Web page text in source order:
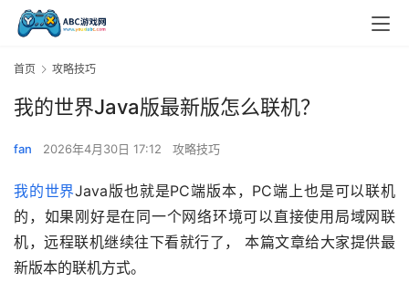
首页 攻略技巧
我的世界Java版最新版怎么联机？
fan 2026年4月30日 17:12 攻略技巧
我的世界Java版也就是PC端版本，PC端上也是可以联机
的，如果刚好是在同一个网络环境可以直接使用局域网联
机，远程联机继续往下看就行了， 本篇文章给大家提供最
新版本的联机方式。